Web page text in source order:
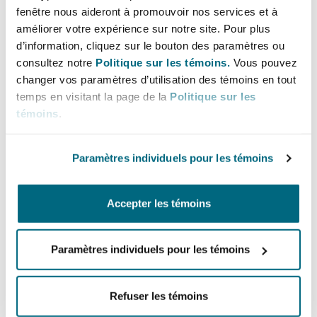
fenêtre nous aideront à promouvoir nos services et à
améliorer votre expérience sur notre site. Pour plus
d’information, cliquez sur le bouton des paramètres ou
consultez notre Politique sur les témoins. Vous pouvez
changer vos paramètres d’utilisation des témoins en tout
temps en visitant la page de la Politique sur les
témoins.
Paramètres individuels pour les témoins
Accepter les témoins
Paramètres individuels pour les témoins
Refuser les témoins
Entretien, réparation et
Droit aérien commercial
Satellites et espace
Couverture d’assurance
Responsabilité du fabricant
produits
Bator
York
County
The St Botolph Building
Bulletins
Lignes directes
+44 20 7876 4626
+44 7841 366 502
Rob.Crossingham@clydeco.com
Bureau principal
London, The St Botolph Building
+44 333 3000 232
Régions couvertes